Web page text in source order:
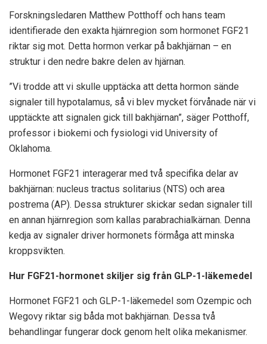
Forskningsledaren Matthew Potthoff och hans team
identifierade den exakta hjärnregion som hormonet FGF21
riktar sig mot. Detta hormon verkar på bakhjärnan – en
struktur i den nedre bakre delen av hjärnan.
”Vi trodde att vi skulle upptäcka att detta hormon sände
signaler till hypotalamus, så vi blev mycket förvånade när vi
upptäckte att signalen gick till bakhjärnan”, säger Potthoff,
professor i biokemi och fysiologi vid University of
Oklahoma.
Hormonet FGF21 interagerar med två specifika delar av
bakhjärnan: nucleus tractus solitarius (NTS) och area
postrema (AP). Dessa strukturer skickar sedan signaler till
en annan hjärnregion som kallas parabrachialkärnan. Denna
kedja av signaler driver hormonets förmåga att minska
kroppsvikten.
Hur FGF21-hormonet skiljer sig från GLP-1-läkemedel
Hormonet FGF21 och GLP-1-läkemedel som Ozempic och
Wegovy riktar sig båda mot bakhjärnan. Dessa två
behandlingar fungerar dock genom helt olika mekanismer.